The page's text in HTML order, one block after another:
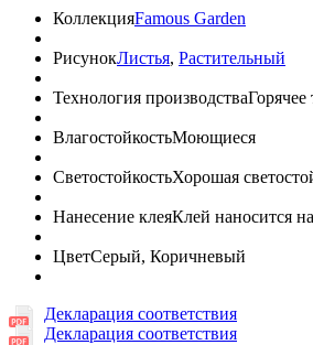
КоллекцияFamous Garden
РисунокЛистья, Растительный
Технология производстваГорячее
ВлагостойкостьМоющиеся
СветостойкостьХорошая
Нанесение клеяКлей наносится
ЦветСерый, Коричневый
Декларация соответствия
Декларация соответствия